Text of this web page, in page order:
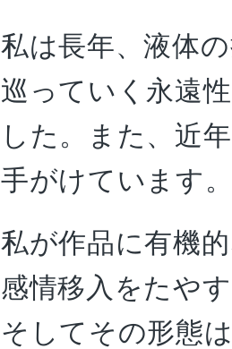
私は長年、液体
巡っていく永遠
した。また、近
手がけています
私が作品に有機
感情移入をたや
そしてその形態